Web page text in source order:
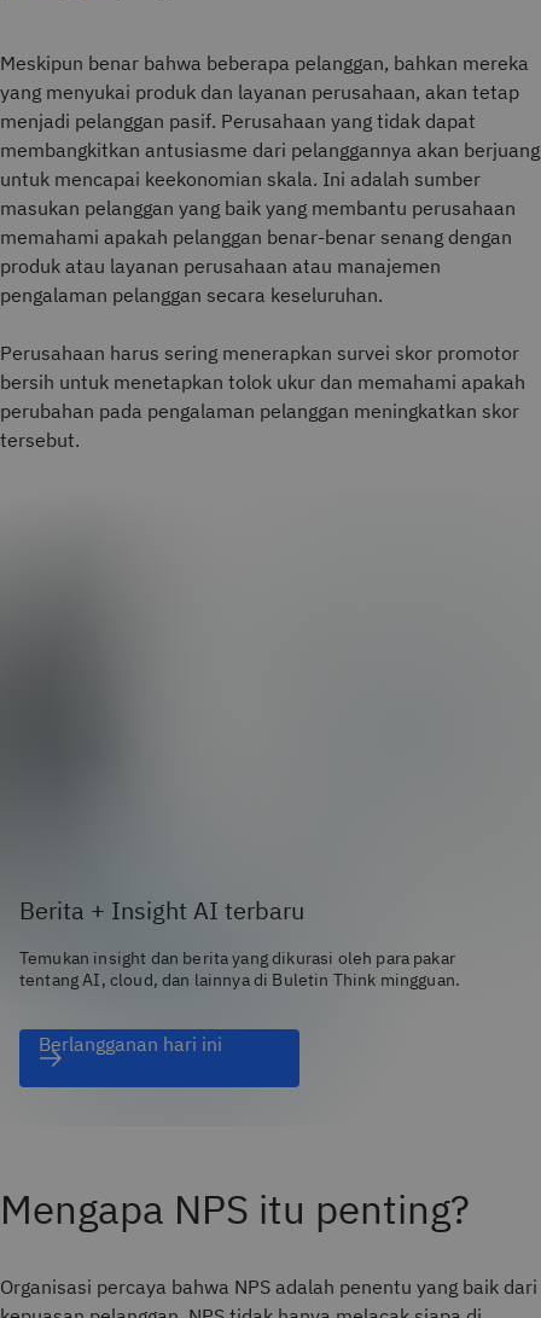
Meskipun benar bahwa beberapa pelanggan, bahkan mereka
yang menyukai produk dan layanan perusahaan, akan tetap
menjadi pelanggan pasif. Perusahaan yang tidak dapat
membangkitkan antusiasme dari pelanggannya akan berjuang
untuk mencapai keekonomian skala. Ini adalah sumber
masukan pelanggan yang baik yang membantu perusahaan
memahami apakah pelanggan benar-benar senang dengan
produk atau layanan perusahaan atau manajemen
pengalaman pelanggan secara keseluruhan.
Perusahaan harus sering menerapkan survei skor promotor
bersih untuk menetapkan tolok ukur dan memahami apakah
perubahan pada pengalaman pelanggan meningkatkan skor
tersebut.
Berita + Insight AI terbaru
Temukan insight dan berita yang dikurasi oleh para pakar
tentang AI, cloud, dan lainnya di Buletin Think mingguan.
Berlangganan hari ini
Mengapa NPS itu penting?
Organisasi percaya bahwa NPS adalah penentu yang baik dari